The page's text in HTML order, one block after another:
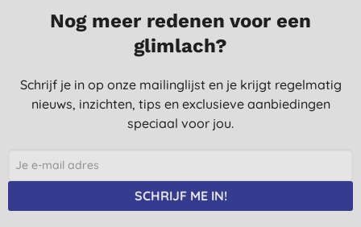
Nog meer redenen voor een
glimlach?
Schrijf je in op onze mailinglijst en je krijgt regelmatig
nieuws, inzichten, tips en exclusieve aanbiedingen
speciaal voor jou.
SCHRIJF ME IN!